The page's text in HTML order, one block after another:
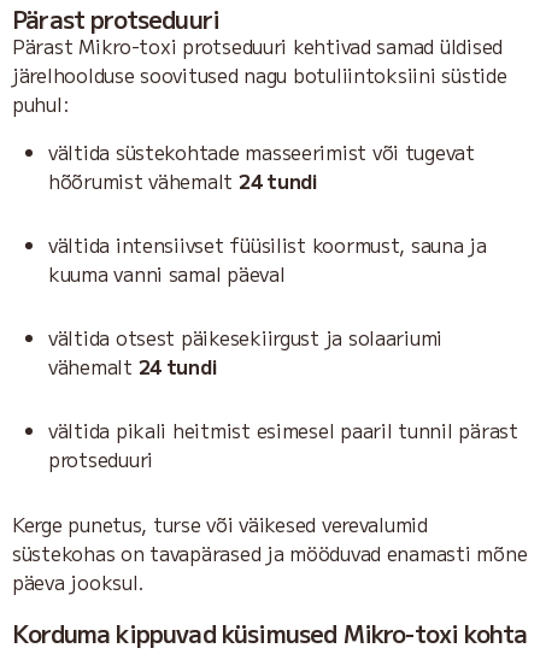
Pärast protseduuri
Pärast Mikro-toxi protseduuri kehtivad samad üldised
järelhoolduse soovitused nagu botuliintoksiini süstide
puhul:
vältida süstekohtade masseerimist või tugevat
hõõrumist vähemalt 24 tundi
vältida intensiivset füüsilist koormust, sauna ja
kuuma vanni samal päeval
vältida otsest päikesekiirgust ja solaariumi
vähemalt 24 tundi
vältida pikali heitmist esimesel paaril tunnil pärast
protseduuri
Kerge punetus, turse või väikesed verevalumid
süstekohas on tavapärased ja mööduvad enamasti mõne
päeva jooksul.
Korduma kippuvad küsimused Mikro-toxi kohta